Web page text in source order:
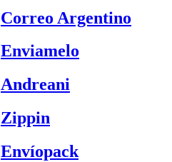
Correo Argentino
Enviamelo
Andreani
Zippin
Envíopack